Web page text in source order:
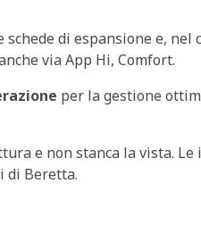
schede di espansione e,
via App Hi, Comfort.
per la gestione
e non stanca la vista. Le
di Beretta.